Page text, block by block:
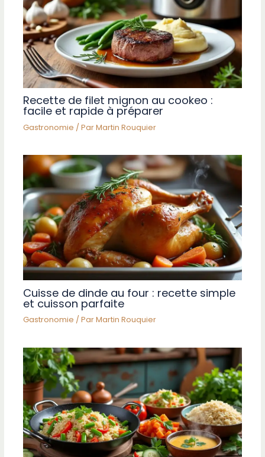
Recette de filet mignon au cookeo :
facile et rapide à préparer
Gastronomie / ParMartin Rouquier
Cuisse de dinde au four : recette simple
et cuisson parfaite
Gastronomie / ParMartin Rouquier